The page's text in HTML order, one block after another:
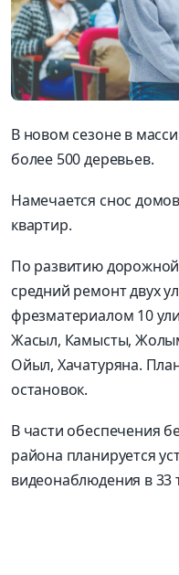
В новом сезоне в
более 500 деревьев.
Намечается снос
квартир.
По развитию
средний ремонт двух
фрезматериалом 10
Жасыл, Камысты,
Ойыл, Хачатуряна.
остановок.
В части обеспечения
района планируется
видеонаблюдения в 33